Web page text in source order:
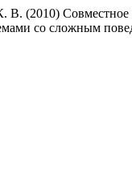
(2010) Совместное
со сложным